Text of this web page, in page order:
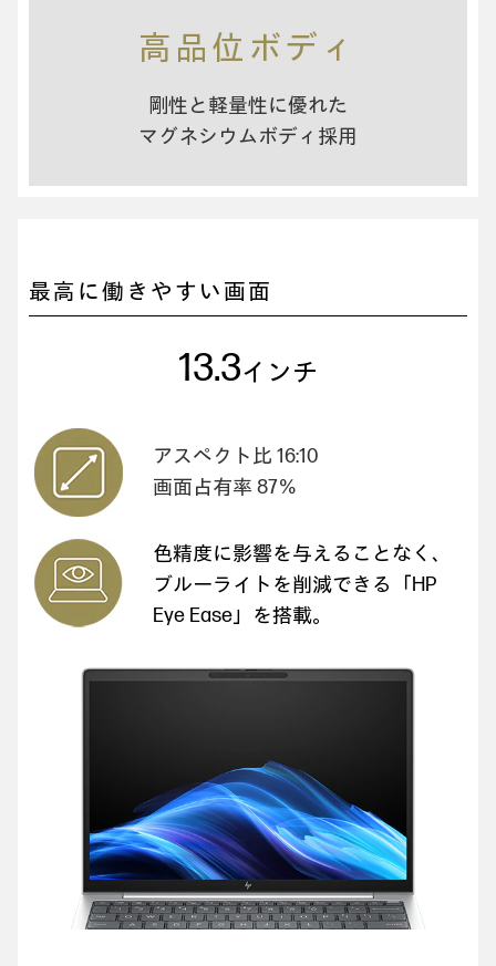
高品位ボディ
剛性と軽量性に優れた
マグネシウムボディ採用
最高に働きやすい画面
13.3インチ
アスペクト比 16:10
画面占有率 87％
色精度に影響を与えることなく、
ブルーライトを削減できる
「HP
Eye Ease」を搭載。